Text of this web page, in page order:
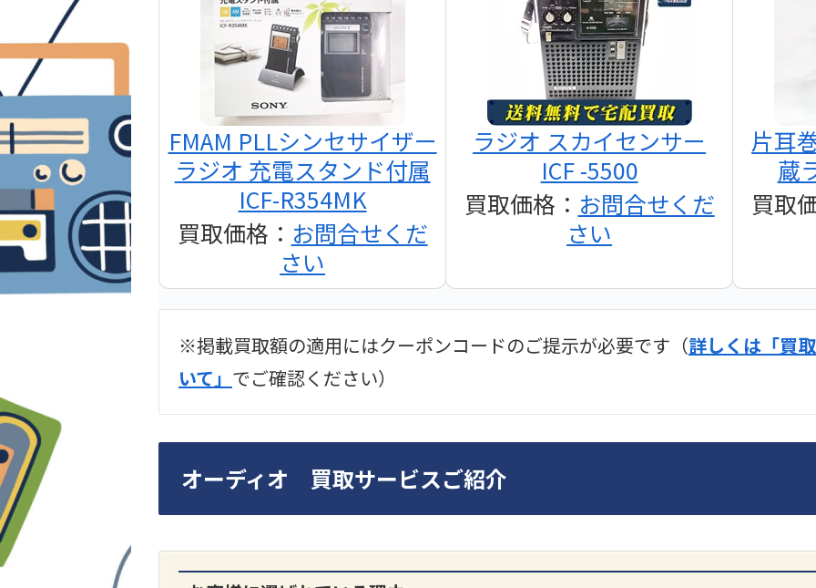
FMAM PLLシンセサイザー
ラジオ 充電スタンド付属
ICF-R354MK
買取価格： お問合せくだ
さい
ラジオ スカイセンサー
ICF -5500
買取価格： お問合せくだ
さい
片耳
蔵
買取
2024年12月更新 オーディオ買取価格
LUXKIT SONY
※掲載買取額の適用にはクーポンコードのご提示が必要です（詳しくは「買
いて」 でご確認ください）
オーディオ 買取サービスご紹介